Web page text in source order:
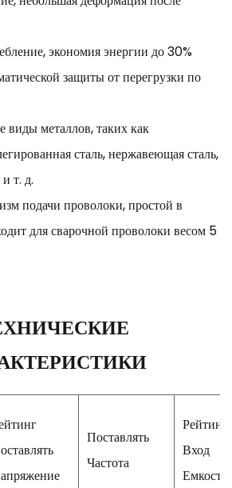
экономия энергии до 30%
защиты от перегрузки по
виды металлов, таких как
сталь, нержавеющая сталь,
т. д.
подачи проволоки, простой в
для сварочной проволоки весом 5
Поставлять
Частота
Рейтинг
Вход
Емкость